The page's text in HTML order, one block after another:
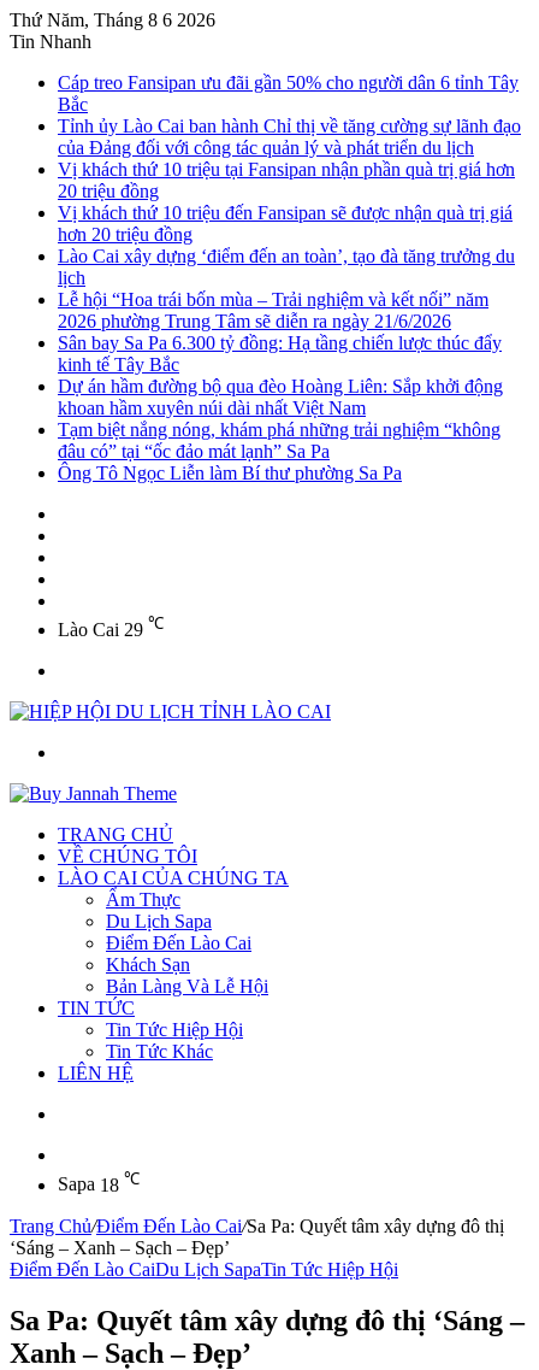
Thứ Năm, Tháng 8 6 2026
Tin Nhanh
Cáp treo Fansipan ưu đãi gần 50% cho người dân 6 tỉnh Tây
Bắc
Tỉnh ủy Lào Cai ban hành Chỉ thị về tăng cường sự lãnh đạo
của Đảng đối với công tác quản lý và phát triển du lịch
Vị khách thứ 10 triệu tại Fansipan nhận phần quà trị giá hơn
20 triệu đồng
Vị khách thứ 10 triệu đến Fansipan sẽ được nhận quà trị giá
hơn 20 triệu đồng
Lào Cai xây dựng ‘điểm đến an toàn’, tạo đà tăng trưởng du
lịch
Lễ hội “Hoa trái bốn mùa – Trải nghiệm và kết nối” năm
2026 phường Trung Tâm sẽ diễn ra ngày 21/6/2026
Sân bay Sa Pa 6.300 tỷ đồng: Hạ tầng chiến lược thúc đẩy
kinh tế Tây Bắc
Dự án hầm đường bộ qua đèo Hoàng Liên: Sắp khởi động
khoan hầm xuyên núi dài nhất Việt Nam
Tạm biệt nắng nóng, khám phá những trải nghiệm “không
đâu có” tại “ốc đảo mát lạnh” Sa Pa
Ông Tô Ngọc Liễn làm Bí thư phường Sa Pa
Lào Cai 29 ℃
TRANG CHỦ
VỀ CHÚNG TÔI
LÀO CAI CỦA CHÚNG TA
Ẩm Thực
Du Lịch Sapa
Điểm Đến Lào Cai
Khách Sạn
Bản Làng Và Lễ Hội
TIN TỨC
Tin Tức Hiệp Hội
Tin Tức Khác
LIÊN HỆ
Sapa 18 ℃
Trang Chủ/Điểm Đến Lào Cai/Sa Pa: Quyết tâm xây dựng đô thị
‘Sáng – Xanh – Sạch – Đẹp’
Điểm Đến Lào CaiDu Lịch SapaTin Tức Hiệp Hội
Sa Pa: Quyết tâm xây dựng đô thị ‘Sáng –
Xanh – Sạch – Đẹp’